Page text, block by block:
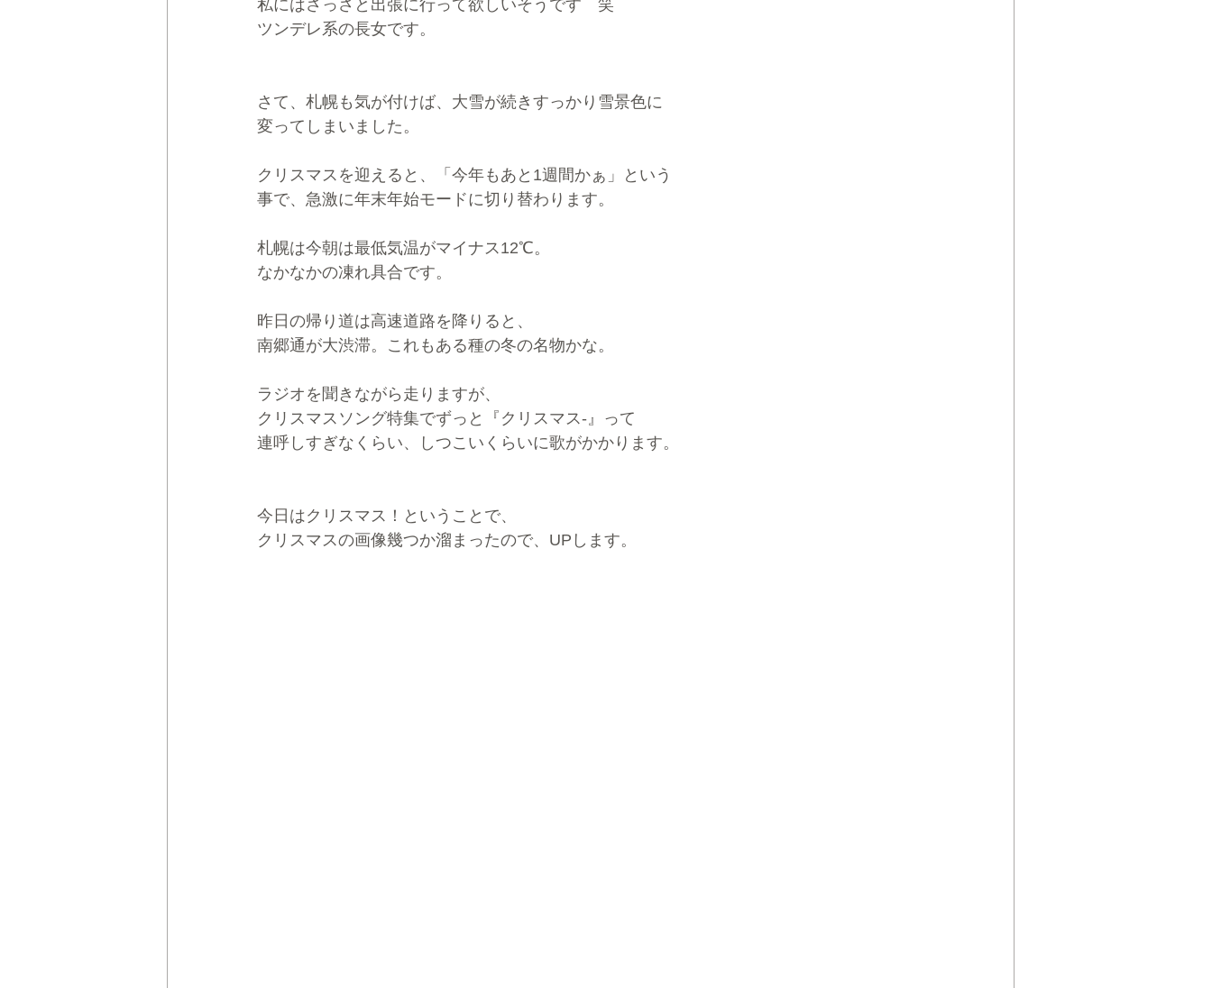
私にはさっさと出張に行って欲しいそうです　笑
ツンデレ系の長女です。
さて、札幌も気が付けば、大雪が続きすっかり雪景色に
変ってしまいました。
クリスマスを迎えると、「今年もあと1週間かぁ」という
事で、急激に年末年始モードに切り替わります。
札幌は今朝は最低気温がマイナス12℃。
なかなかの凍れ具合です。
昨日の帰り道は高速道路を降りると、
南郷通が大渋滞。これもある種の冬の名物かな。
ラジオを聞きながら走りますが、
クリスマスソング特集でずっと『クリスマス-』って
連呼しすぎなくらい、しつこいくらいに歌がかかります。
今日はクリスマス！ということで、
クリスマスの画像幾つか溜まったので、UPします。